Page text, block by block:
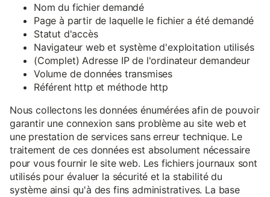
Nom du fichier demandé
Page à partir de laquelle le fichier a été demandé
Statut d'accès
Navigateur web et système d'exploitation utilisés
(Complet) Adresse IP de l'ordinateur demandeur
Volume de données transmises
Référent http et méthode http
Nous collectons les données énumérées afin de pouvoir
garantir une connexion sans problème au site web et
une prestation de services sans erreur technique. Le
traitement de ces données est absolument nécessaire
pour vous fournir le site web. Les fichiers journaux sont
utilisés pour évaluer la sécurité et la stabilité du
système ainsi qu'à des fins administratives. La base